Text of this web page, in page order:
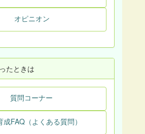
オピニオン
たときは
質問コーナー
成FAQ（よくある質問）